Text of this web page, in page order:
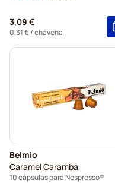
3,09 €
0,31 €/ chávena
Belmio
Caramel Caramba
10 cápsulas para Nespresso®